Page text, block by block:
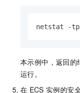
netstat -
本示例中，返回的
运行。
在 ECS 实例的安